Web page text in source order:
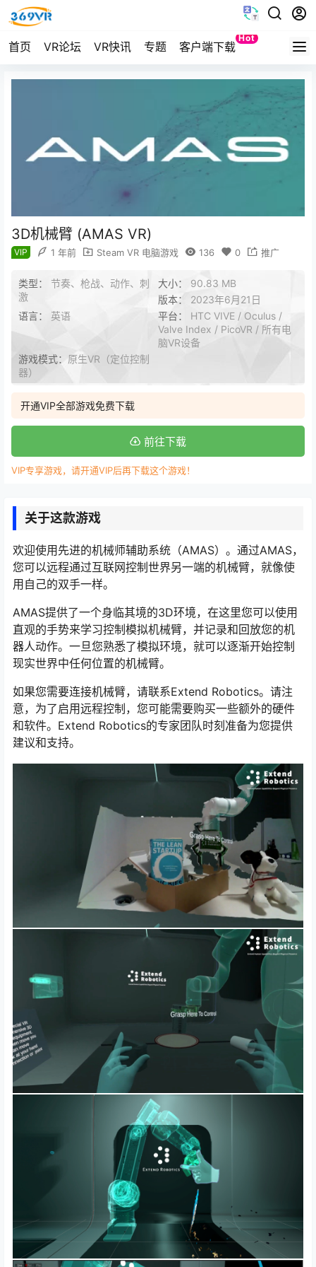
首页 VR论坛 VR快讯 专题 客户端下载
Hot
Quest
3D机械臂 (AMAS VR)
VIP 1 年前 Steam VR 电脑游戏 136 0 推广
类型： 节奏、枪战、动作、刺
激
大小： 90.83 MB
版本： 2023年6月21日
语言： 英语 平台： HTC VIVE / Oculus /
Valve Index / PicoVR / 所有电
脑VR设备
游戏模式： 原生VR（定位控制
器）
开通VIP全部游戏免费下载
前往下载
VIP专享游戏，请开通VIP后再下载这个游戏！
关于这款游戏
欢迎使用先进的机械师辅助系统（AMAS）。通过AMAS，
您可以远程通过互联网控制世界另一端的机械臂，就像使
用自己的双手一样。
AMAS提供了一个身临其境的3D环境，在这里您可以使用
直观的手势来学习控制模拟机械臂，并记录和回放您的机
器人动作。一旦您熟悉了模拟环境，就可以逐渐开始控制
现实世界中任何位置的机械臂。
如果您需要连接机械臂，请联系Extend Robotics。请注
意，为了启用远程控制，您可能需要购买一些额外的硬件
和软件。Extend Robotics的专家团队时刻准备为您提供
建议和支持。